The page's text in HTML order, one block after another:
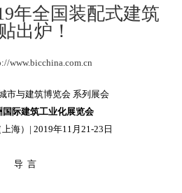
年全国装配式建筑
出炉！
www.bicchina.com.cn
市与建筑博览会 系列展会
国际建筑工业化展览会
海）| 2019年11月21-23日
导 言